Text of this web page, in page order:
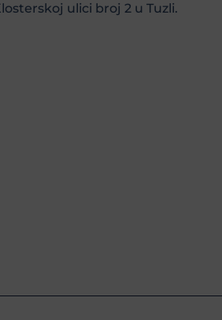
ulici broj 2 u Tuzli.